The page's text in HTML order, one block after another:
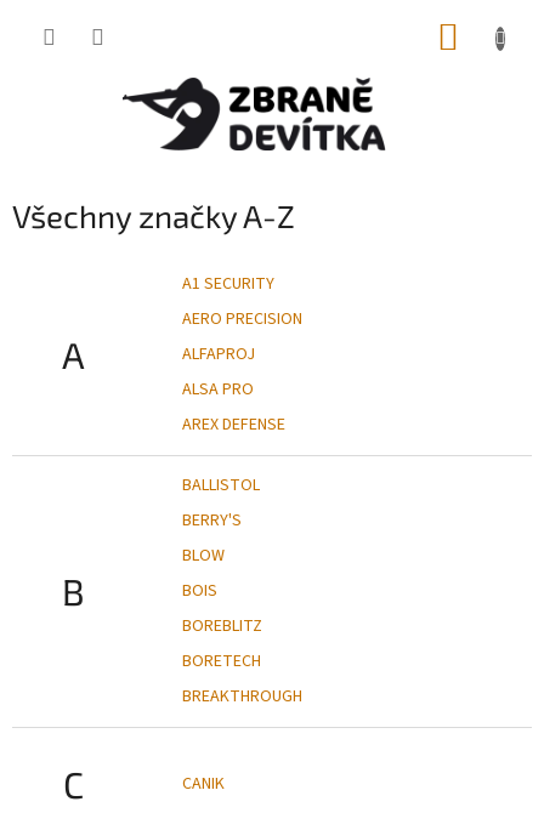
Všechny značky A-Z
A
A1 SECURITY
AERO PRECISION
ALFAPROJ
ALSA PRO
AREX DEFENSE
B
BALLISTOL
BERRY'S
BLOW
BOIS
BOREBLITZ
BORETECH
BREAKTHROUGH
C CANIK